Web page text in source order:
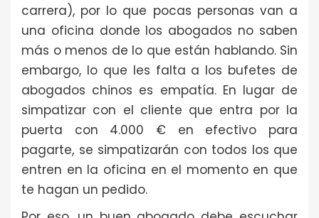
carrera), por lo que pocas personas van a
una oficina donde los abogados no saben
más o menos de lo que están hablando. Sin
embargo, lo que les falta a los bufetes de
abogados chinos es empatía. En lugar de
simpatizar con el cliente que entra por la
puerta con 4.000 € en efectivo para
pagarte, se simpatizarán con todos los que
entren en la oficina en el momento en que
te hagan un pedido.